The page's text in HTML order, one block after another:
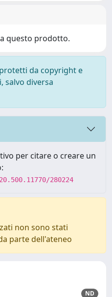
questo prodotto.
da copyright e
salvo diversa
per citare o creare un
280224
non sono stati
parte dell'ateneo
ND